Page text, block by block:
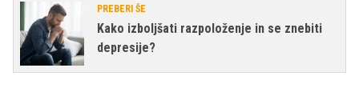
PREBERI ŠE
Kako izboljšati razpoloženje in se znebiti
depresije?